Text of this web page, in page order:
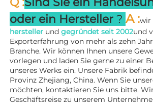
oder ein Hersteller ? A :
hersteller und gegründet seit 2002und
Exporterfahrung von mehr als zehn
Branche. Wir können Ihnen unsere
vorlegen und laden Sie gerne zu einer
unseres Werks ein. Unsere Fabrik
Provinz Zhejiang, China. Wenn Sie
möchten, kontaktieren Sie uns bitte.
Geschäftsreise zu unserem